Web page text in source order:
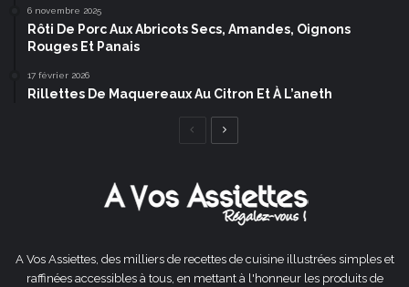
6 novembre 2025
Rôti De Porc Aux Abricots Secs, Amandes, Oignons
Rouges Et Panais
17 février 2026
Rillettes De Maquereaux Au Citron Et À L’aneth
Page
A Vos Assiettes, des milliers de recettes de cuisine illustrées simples et
raffinées accessibles à tous, en mettant à l'honneur les produits de